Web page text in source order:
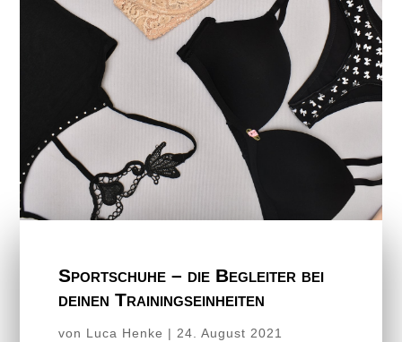
Sportschuhe – die Begleiter bei
deinen Trainingseinheiten
von Luca Henke | 24. August 2021